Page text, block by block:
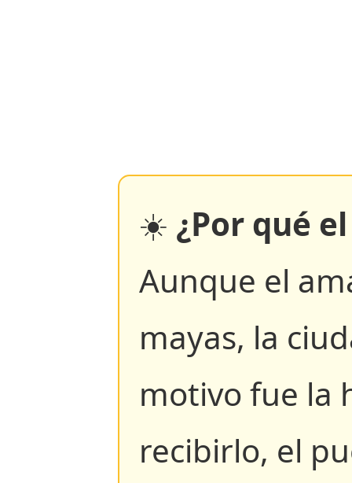
☀️ ¿Por qué
Aunque el
mayas, la
motivo fue la
recibirlo, el